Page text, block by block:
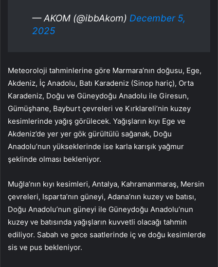
— AKOM (@ibbAkom) December 5,
2025
Meteoroloji tahminlerine göre Marmara’nın doğusu, Ege,
Akdeniz, İç Anadolu, Batı Karadeniz (Sinop hariç), Orta
Karadeniz, Doğu ve Güneydoğu Anadolu ile Giresun,
Gümüşhane, Bayburt çevreleri ve Kırklareli’nin kuzey
kesimlerinde yağış görülecek. Yağışların kıyı Ege ve
Akdeniz’de yer yer gök gürültülü sağanak, Doğu
Anadolu’nun yükseklerinde ise karla karışık yağmur
şeklinde olması bekleniyor.
Muğla’nın kıyı kesimleri, Antalya, Kahramanmaraş, Mersin
çevreleri, Isparta’nın güneyi, Adana’nın kuzey ve batısı,
Doğu Anadolu’nun güneyi ile Güneydoğu Anadolu’nun
kuzey ve batısında yağışların kuvvetli olacağı tahmin
ediliyor. Sabah ve gece saatlerinde iç ve doğu kesimlerde
sis ve pus bekleniyor.